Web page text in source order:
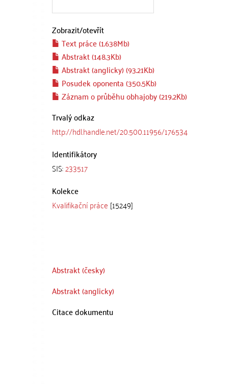
Zobrazit/otevřít
Text práce (1.638Mb)
Abstrakt (148.3Kb)
Abstrakt (anglicky) (93.21Kb)
Posudek oponenta (350.5Kb)
Záznam o průběhu obhajoby (219.2Kb)
Trvalý odkaz
http://hdl.handle.net/20.500.11956/176534
Identifikátory
SIS:233517
Kolekce
Kvalifikační práce [15249]
Abstrakt (česky)
Abstrakt (anglicky)
Citace dokumentu